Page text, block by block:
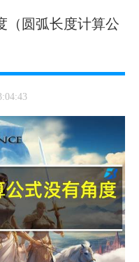
（圆弧长度计算公